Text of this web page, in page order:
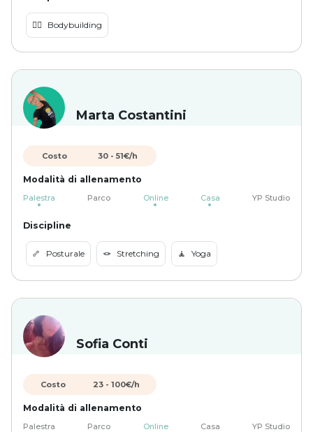
🏋️‍♀️ Bodybuilding
Marta Costantini
Costo 30 - 51€/h
Modalità di allenamento
Palestra Parco Online Casa YP Studio
Discipline
🦴 Posturale 🪢 Stretching 🧘 Yoga
Sofia Conti
Costo 23- 100€/h
Modalità di allenamento
Palestra Parco Online Casa YP Studio